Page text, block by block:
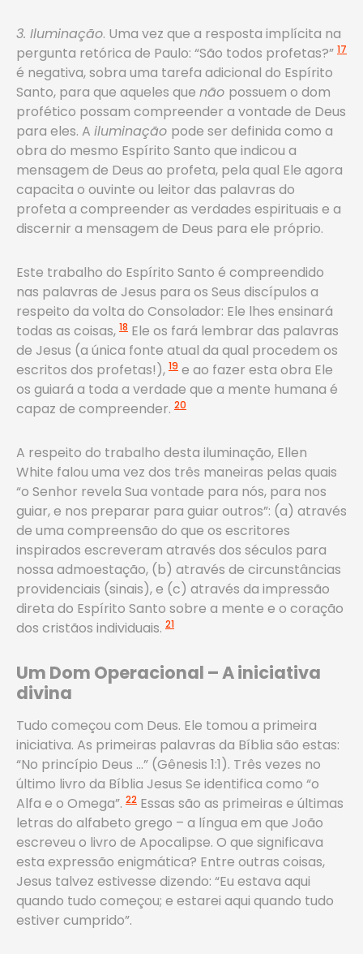
3. Iluminação. Uma vez que a resposta implícita na
pergunta retórica de Paulo: “São todos profetas?” 17
é negativa, sobra uma tarefa adicional do Espírito
Santo, para que aqueles que não possuem o dom
profético possam compreender a vontade de Deus
para eles. A iluminação pode ser definida como a
obra do mesmo Espírito Santo que indicou a
mensagem de Deus ao profeta, pela qual Ele agora
capacita o ouvinte ou leitor das palavras do
profeta a compreender as verdades espirituais e a
discernir a mensagem de Deus para ele próprio.
Este trabalho do Espírito Santo é compreendido
nas palavras de Jesus para os Seus discípulos a
respeito da volta do Consolador: Ele lhes ensinará
todas as coisas, 18 Ele os fará lembrar das palavras
de Jesus (a única fonte atual da qual procedem os
escritos dos profetas!), 19 e ao fazer esta obra Ele
os guiará a toda a verdade que a mente humana é
capaz de compreender. 20
A respeito do trabalho desta iluminação, Ellen
White falou uma vez dos três maneiras pelas quais
“o Senhor revela Sua vontade para nós, para nos
guiar, e nos preparar para guiar outros”: (a) através
de uma compreensão do que os escritores
inspirados escreveram através dos séculos para
nossa admoestação, (b) através de circunstâncias
providenciais (sinais), e (c) através da impressão
direta do Espírito Santo sobre a mente e o coração
dos cristãos individuais. 21
Um Dom Operacional – A iniciativa
divina
Tudo começou com Deus. Ele tomou a primeira
iniciativa. As primeiras palavras da Bíblia são estas:
“No princípio Deus …” (Gênesis 1:1). Três vezes no
último livro da Bíblia Jesus Se identifica como “o
Alfa e o Omega”. 22 Essas são as primeiras e últimas
letras do alfabeto grego – a língua em que João
escreveu o livro de Apocalipse. O que significava
esta expressão enigmática? Entre outras coisas,
Jesus talvez estivesse dizendo: “Eu estava aqui
quando tudo começou; e estarei aqui quando tudo
estiver cumprido”.